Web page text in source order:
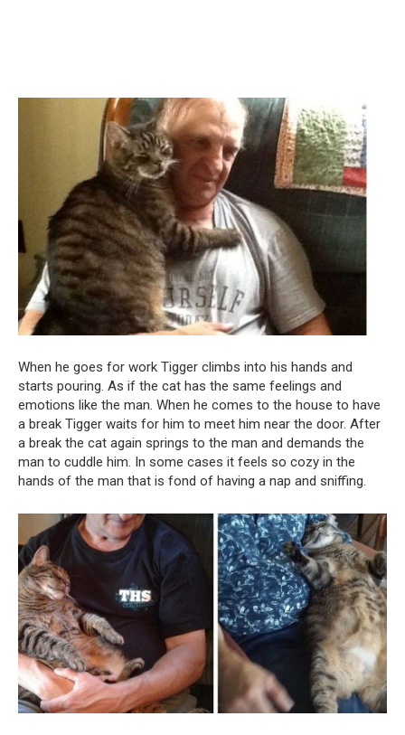
When he goes for work Tigger climbs into his hands and
starts pouring. As if the cat has the same feelings and
emotions like the man. When he comes to the house to have
a break Tigger waits for him to meet him near the door. After
a break the cat again springs to the man and demands the
man to cuddle him. In some cases it feels so cozy in the
hands of the man that is fond of having a nap and sniffing.